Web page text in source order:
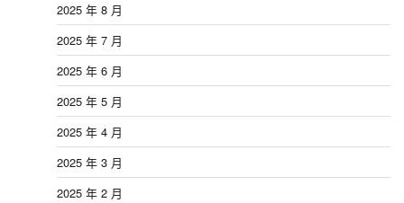
2025 年 8 月
2025 年 7 月
2025 年 6 月
2025 年 5 月
2025 年 4 月
2025 年 3 月
2025 年 2 月